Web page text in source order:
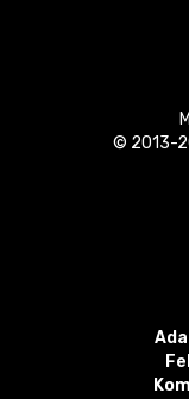
© 2013-